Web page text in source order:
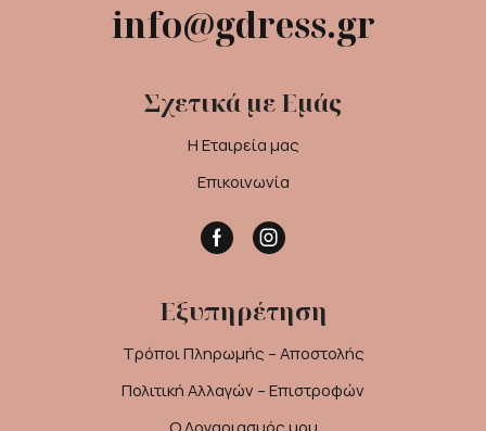
info@gdress.gr
Σχετικά με Εμάς
Η Εταιρεία μας
Επικοινωνία
FacebookInstagram
Εξυπηρέτηση
Τρόποι Πληρωμής – Αποστολής
Πολιτική Αλλαγών – Επιστροφών